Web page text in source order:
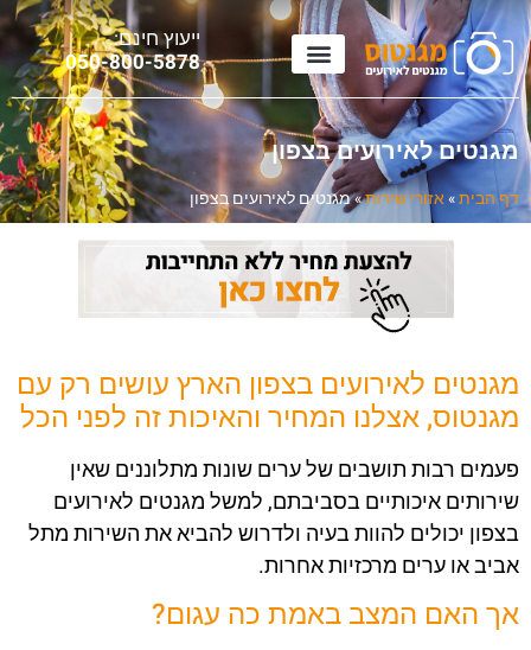
ייעוץ חינם:
050-800-5878
מגנטים לאירועים בצפון
דף הבית»אזורי שירות»מגנטים לאירועים בצפון
מגנטים לאירועים בצפון הארץ עושים רק עם
מגנטוס, אצלנו המחיר והאיכות זה לפני הכל
פעמים רבות תושבים של ערים שונות מתלוננים שאין
שירותים איכותיים בסביבתם, למשל מגנטים לאירועים
בצפון יכולים להוות בעיה ולדרוש להביא את השירות מתל
אביב או ערים מרכזיות אחרות.
אך האם המצב באמת כה עגום?